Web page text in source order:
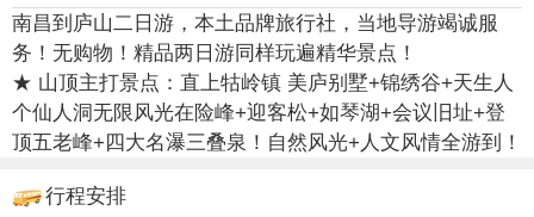
南昌到庐山二日游，本土品牌旅行社，当地导游竭诚服
务！无购物！精品两日游同样玩遍精华景点！
★ 山顶主打景点：直上牯岭镇 美庐别墅+锦绣谷+天生人
个仙人洞无限风光在险峰+迎客松+如琴湖+会议旧址+登
顶五老峰+四大名瀑三叠泉！自然风光+人文风情全游到！
行程安排